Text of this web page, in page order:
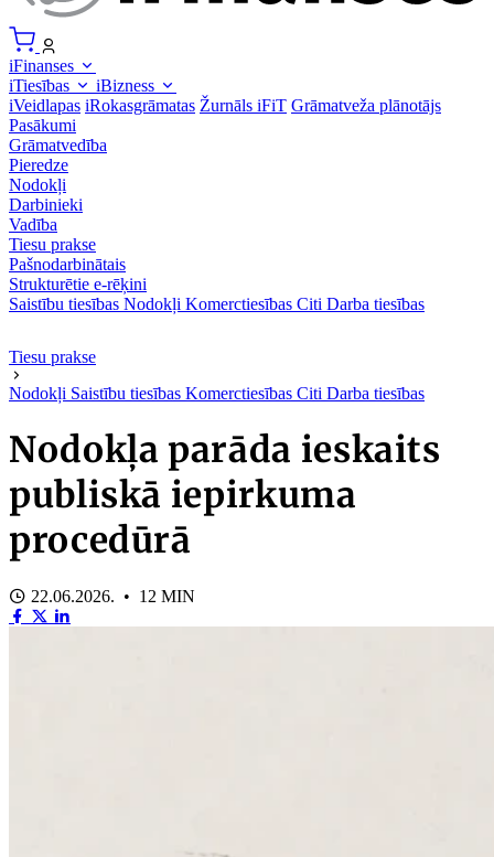
iFinanses
iTiesības
iBizness
iVeidlapas iRokasgrāmatas Žurnāls iFiT Grāmatveža plānotājs
Pasākumi
Grāmatvedība
Pieredze
Nodokļi
Darbinieki
Vadība
Tiesu prakse
Pašnodarbinātais
Strukturētie e-rēķini
Saistību tiesības Nodokļi Komerctiesības Citi Darba tiesības
Tiesu prakse
Nodokļi Saistību tiesības Komerctiesības Citi Darba tiesības
Nodokļa parāda ieskaits
publiskā iepirkuma
procedūrā
22.06.2026. • 12 MIN